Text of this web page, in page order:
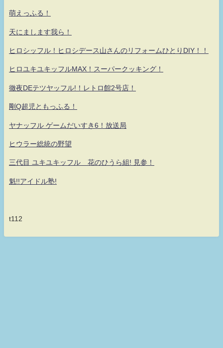
萌えっふる！
天にまします我ら！
ヒロシッフル！ヒロシデース山さんのリフォームひとりDIY！！
ヒロユキユキッフルMAX！スーパークッキング！
徹夜DEテツヤッフル!！レトロ館2号店！
剛Q超児ともっふる！
ヤナッフル ゲームだいすき6！放送局
ヒウラー総統の野望
三代目 ユキユキッフル 花のひうら組! 見参！
魁!!アイドル塾!
t112